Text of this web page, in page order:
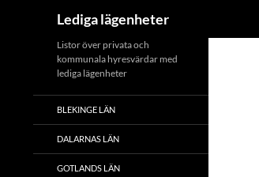
Lediga lägenheter
Listor över privata och
kommunala hyresvärdar med
lediga lägenheter
BLEKINGE LÄN
DALARNAS LÄN
GOTLANDS LÄN